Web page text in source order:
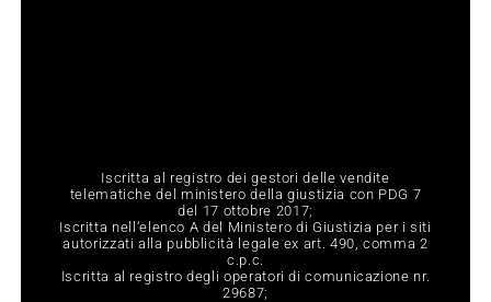
Iscritta al registro dei gestori delle vendite
telematiche del ministero della giustizia con PDG 7
del 17 ottobre 2017;
Iscritta nell‘elenco A del Ministero di Giustizia per i siti
autorizzati alla pubblicità legale ex art. 490, comma 2
c.p.c.
Iscritta al registro degli operatori di comunicazione nr.
29687;